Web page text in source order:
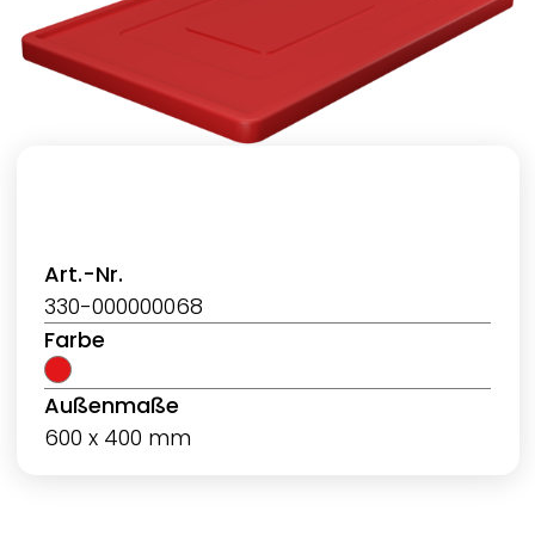
Art.-Nr.
330-000000068
Farbe
Außenmaße
600 x 400 mm